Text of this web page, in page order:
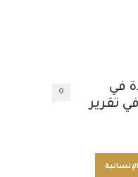
في
تقرير
0